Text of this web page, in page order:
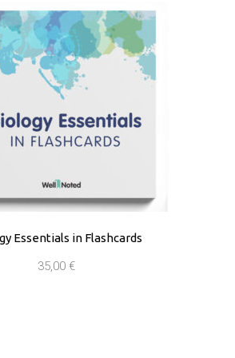
Essentials in Flashcards
35,00 €